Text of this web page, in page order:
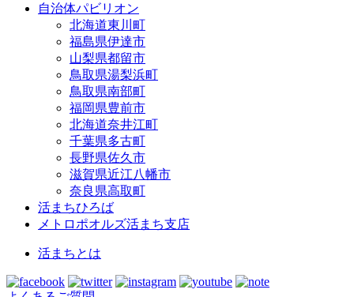
自治体パビリオン
北海道東川町
福島県伊達市
山梨県都留市
鳥取県湯梨浜町
鳥取県南部町
福岡県豊前市
北海道奈井江町
千葉県多古町
長野県佐久市
滋賀県近江八幡市
奈良県高取町
活まちひろば
メトロポオルズ活まち支店
活まちとは